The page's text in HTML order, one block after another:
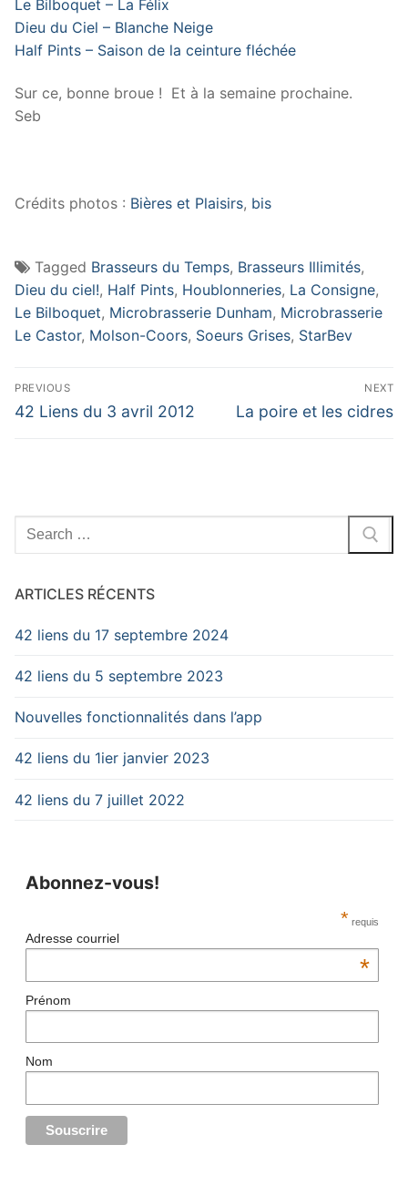
Le Bilboquet – La Félix
Dieu du Ciel – Blanche Neige
Half Pints – Saison de la ceinture fléchée
Sur ce, bonne broue ! Et à la semaine prochaine.
Seb
Crédits photos : Bières et Plaisirs, bis
Tagged Brasseurs du Temps, Brasseurs Illimités,
Dieu du ciel!, Half Pints, Houblonneries, La Consigne,
Le Bilboquet, Microbrasserie Dunham, Microbrasserie
Le Castor, Molson-Coors, Soeurs Grises, StarBev
Navigation
de
PREVIOUS
Previous
42 Liens du 3 avril 2012
NEXT
Next
La poire et les cidres
Search
for:
ARTICLES RÉCENTS
42 liens du 17 septembre 2024
42 liens du 5 septembre 2023
Nouvelles fonctionnalités dans l’app
42 liens du 1ier janvier 2023
42 liens du 7 juillet 2022
Abonnez-vous!
* requis
Adresse courriel
*
Prénom
Nom